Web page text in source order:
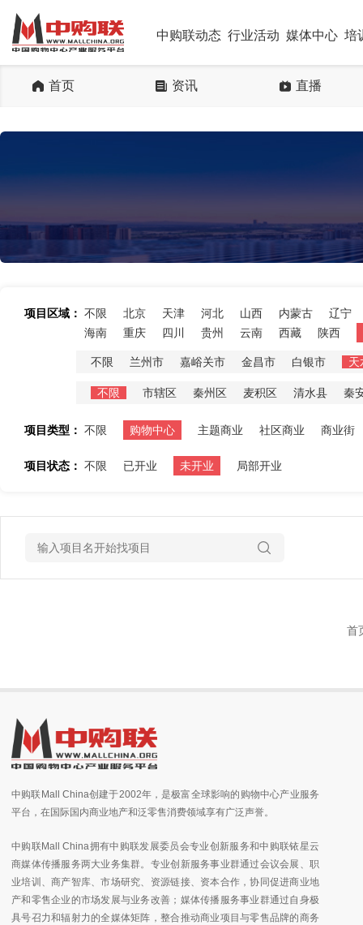
中购联动态 行业活动 媒体中心 培
首页 资讯 直播
项目区域： 不限 北京 天津 河北 山西 内蒙古
辽宁
海南
重庆 四川 贵州 云南 西藏 陕西
不限 兰州市 嘉峪关市 金昌市 白银市 天
不限 市辖区 秦州区 麦积区 清水县 秦
项目类型： 不限 购物中心 主题商业 社区商业 商业街
项目状态： 不限 已开业 未开业 局部开业
首
中购联Mall China创建于2002年，是极富全球影响的购物中心产业服务
平台，在国际国内商业地产和泛零售消费领域享有广泛声誉。
中购联Mall China拥有中购联发展委员会专业创新服务和中购联铱星云
商媒体传播服务两大业务集群。专业创新服务事业群通过会议会展、职
业培训、商产智库、市场研究、资源链接、资本合作，协同促进商业地
产和零售企业的市场发展与业务改善；媒体传播服务事业群通过自身极
具号召力和辐射力的全媒体矩阵，整合推动商业项目与零售品牌的商务